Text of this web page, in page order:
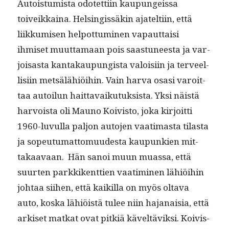
Autois­tu­mista odotet­ti­in kaupungeis­sa
toiveikkaina. Helsingis­säkin ajatelti­in, että
liikku­misen helpot­tumi­nen vapaut­taisi
ihmiset muut­ta­maan pois saas­tuneesta ja var­
joisas­ta kan­takaupungista val­oisi­in ja ter­veel­
lisi­in met­sälähiöi­hin. Vain har­va osasi varoit­
taa autoilun hait­tavaiku­tuk­sista. Yksi näistä
har­voista oli Mauno Koivis­to, joka kir­joit­ti
1960-luvul­la paljon auto­jen vaa­ti­mas­ta tilas­ta
ja sopeu­tu­mat­to­muud­es­ta kaupunkien mit­
takaavaan. Hän sanoi muun muas­sa, että
suurten parkkikent­tien vaa­timi­nen lähiöi­hin
johtaa siihen, että kaikil­la on myös olta­va
auto, kos­ka lähiöistä tulee niin hajanaisia, että
arkiset matkat ovat pitk­iä käveltäviksi. Koivis­